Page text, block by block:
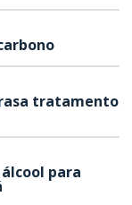
tratamento
para